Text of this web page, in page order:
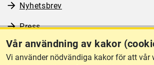
Vår användning av kakor
Vi använder nödvändiga kakor för att vår
Nyhetsbrev
Press
RSS